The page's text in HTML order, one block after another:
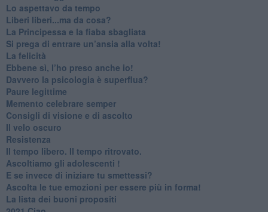
​Lo aspettavo da tempo
​Liberi liberi...ma da cosa?
​La Principessa e la fiaba sbagliata
Si prega di entrare un’ansia alla volta!
​La felicità
​Ebbene sì, l’ho preso anche io!
​Davvero la psicologia è superflua?
Paure legittime
​Memento celebrare semper
​Consigli di visione e di ascolto
​Il velo oscuro
Resistenza
​Il tempo libero. Il tempo ritrovato.
Ascoltiamo gli adolescenti !
​E se invece di iniziare tu smettessi?
​Ascolta le tue emozioni per essere più in forma!
​La lista dei buoni propositi